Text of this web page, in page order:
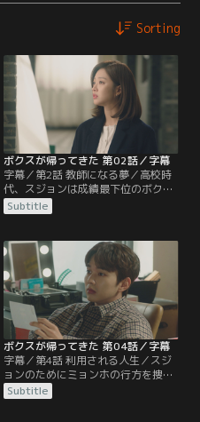
Sorting
ボクスが帰ってきた 第02話／字幕
字幕／第2話 教師になる夢／高校時
代、スジョンは成績最下位のボクス
に、一生懸命国語を教えていた。そ
の結果、ボクスは前回のテストから
から教師になるよう勧められたスジ
ョンは、大人になって教師になる
が…。
Subtitle
ボクスが帰ってきた 第04話／字幕
字幕／第4話 利用される人生／スジ
ョンのためにミョンホの行方を捜す
ボクス。そんなボクスのもとに、元
担任のパク・ドンジュン先生がやっ
Subtitle